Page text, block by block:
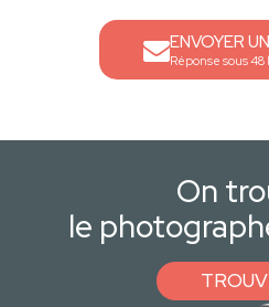
ENVOYER
Réponse sous 48
On
le